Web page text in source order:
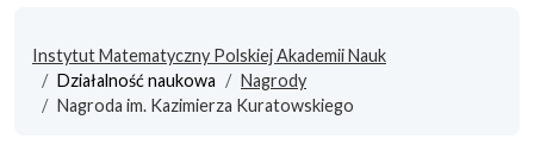
Instytut Matematyczny Polskiej Akademii Nauk
Działalność naukowa
Nagrody
Nagroda im. Kazimierza Kuratowskiego